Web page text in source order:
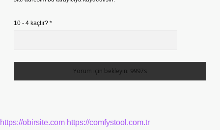
10 - 4 kaçtır? *
https://obirsite.com https://comfystool.com.tr